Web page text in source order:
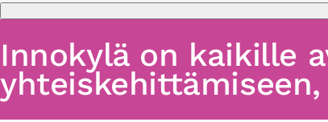
Innokylä on kaikille